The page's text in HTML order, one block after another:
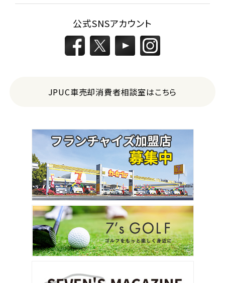
公式SNSアカウント
JPUC車売却消費者相談室はこちら